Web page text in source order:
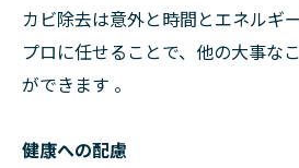
カビ除去は意外と時間とエネルギ
プロに任せることで、他の大事な
ができます 。
健康への配慮